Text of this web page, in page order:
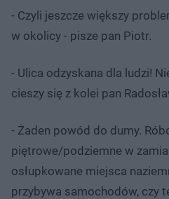
- Czyli jeszcze większy
w okolicy - pisze pan Piotr.
- Ulica odzyskana dla ludzi!
cieszy się z kolei pan
- Żaden powód do dumy.
piętrowe/podziemne w
osłupkowane miejsca
przybywa samochodów, czy